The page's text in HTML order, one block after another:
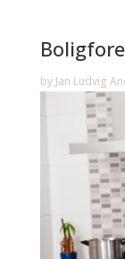
by Jan Ludvig